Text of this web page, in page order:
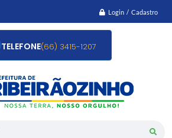
Login / Cadastro
TELEFONE(66) 3415-1207